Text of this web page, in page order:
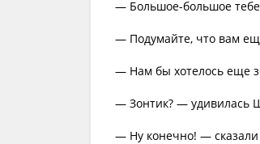
— Большое-большое
— Подумайте, что вам
— Нам бы хотелось еще
— Зонтик? — удивилась
— Ну конечно! —